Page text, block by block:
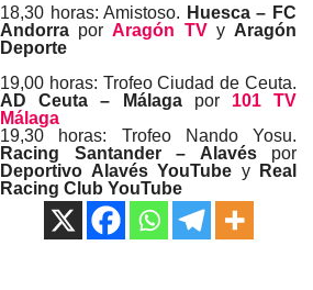
18,30 horas: Amistoso. Huesca – FC
Andorra porAragón TVy Aragón
Deporte
19,00 horas: Trofeo Ciudad de Ceuta.
AD Ceuta – Málaga por 101 TV
Málaga
19,30 horas: Trofeo Nando Yosu.
Racing Santander – Alavés por
Deportivo Alavés YouTube y
Real
Racing Club YouTube